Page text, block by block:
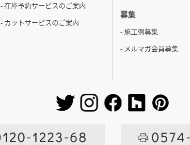
- 在庫予約サービスのご案内
- カットサービスのご案内
募集
- 施工例募集
- メルマガ会員募集